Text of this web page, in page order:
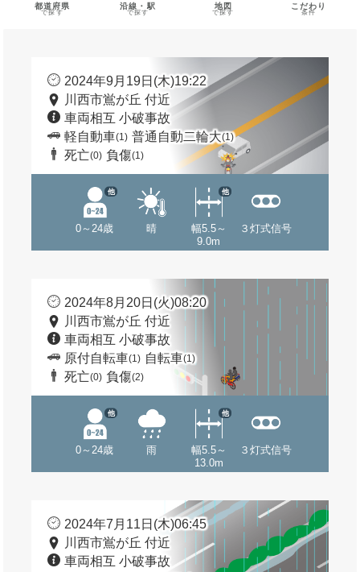
都道府県
で探す
沿線・駅
で探す
地図
で探す
こだわり
条件
2024年9月19日(木)19:22
川西市鴬が丘 付近
車両相互 小破事故
軽自動車(1) 普通自動二輪大(1)
死亡(0) 負傷(1)
0～24歳
他
晴
幅5.5～
9.0m
他
３灯式信号
2024年8月20日(火)08:20
川西市鴬が丘 付近
車両相互 小破事故
原付自転車(1) 自転車(1)
死亡(0) 負傷(2)
0～24歳
他
雨
幅5.5～
13.0m
他
３灯式信号
2024年7月11日(木)06:45
川西市鴬が丘 付近
車両相互 小破事故